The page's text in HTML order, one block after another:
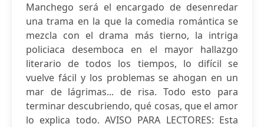
Manchego será el encargado de desenredar
una trama en la que la comedia romántica se
mezcla con el drama más tierno, la intriga
policiaca desemboca en el mayor hallazgo
literario de todos los tiempos, lo difícil se
vuelve fácil y los problemas se ahogan en un
mar de lágrimas... de risa. Todo esto para
terminar descubriendo, qué cosas, que el amor
lo explica todo. AVISO PARA LECTORES: Esta